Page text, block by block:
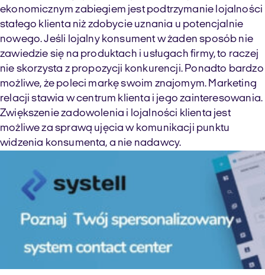
ekonomicznym zabiegiem jest podtrzymanie lojalności
stałego klienta niż zdobycie uznania u potencjalnie
nowego. Jeśli lojalny konsument w żaden sposób nie
zawiedzie się na produktach i usługach firmy, to raczej
nie skorzysta z propozycji konkurencji. Ponadto bardzo
możliwe, że poleci markę swoim znajomym. Marketing
relacji stawia w centrum klienta i jego zainteresowania.
Zwiększenie zadowolenia i lojalności klienta jest
możliwe za sprawą ujęcia w komunikacji punktu
widzenia konsumenta, a nie nadawcy.